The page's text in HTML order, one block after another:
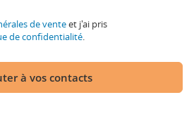
de venteet j'ai pris
de confidentialité.
à vos contacts